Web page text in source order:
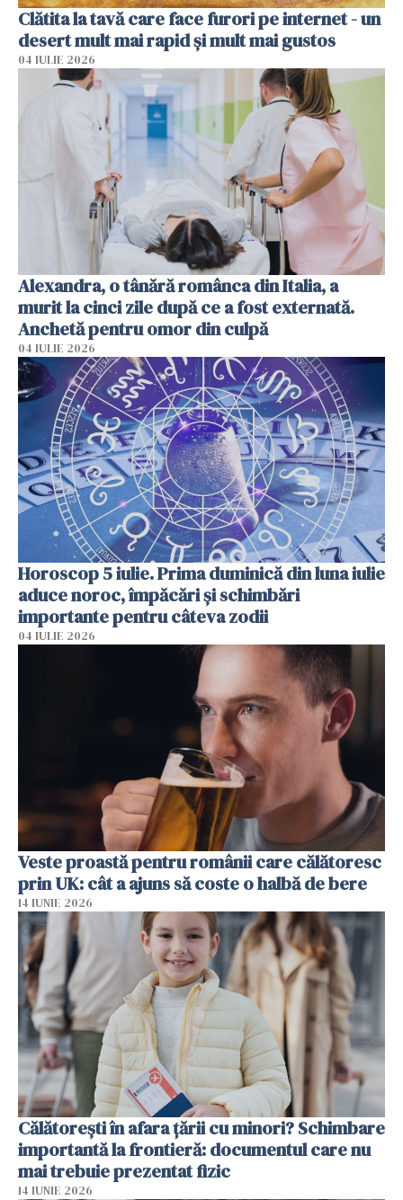
Clătita la tavă care face furori pe internet - un
desert mult mai rapid și mult mai gustos
04 IULIE 2026
Alexandra, o tânără românca din Italia, a
murit la cinci zile după ce a fost externată.
Anchetă pentru omor din culpă
04 IULIE 2026
Horoscop 5 iulie. Prima duminică din luna iulie
aduce noroc, împăcări și schimbări
importante pentru câteva zodii
04 IULIE 2026
Veste proastă pentru românii care călătoresc
prin UK: cât a ajuns să coste o halbă de bere
14 IUNIE 2026
Călătorești în afara țării cu minori? Schimbare
importantă la frontieră: documentul care nu
mai trebuie prezentat fizic
14 IUNIE 2026